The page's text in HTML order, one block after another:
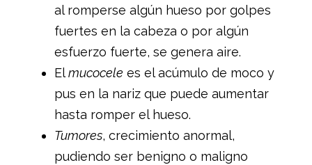
al romperse algún hueso por golpes
fuertes en la cabeza o por algún
esfuerzo fuerte, se genera aire.
Elmucocele es el acúmulo de moco y
pus en la nariz que puede aumentar
hasta romper el hueso.
Tumores, crecimiento anormal,
pudiendo ser benigno o maligno